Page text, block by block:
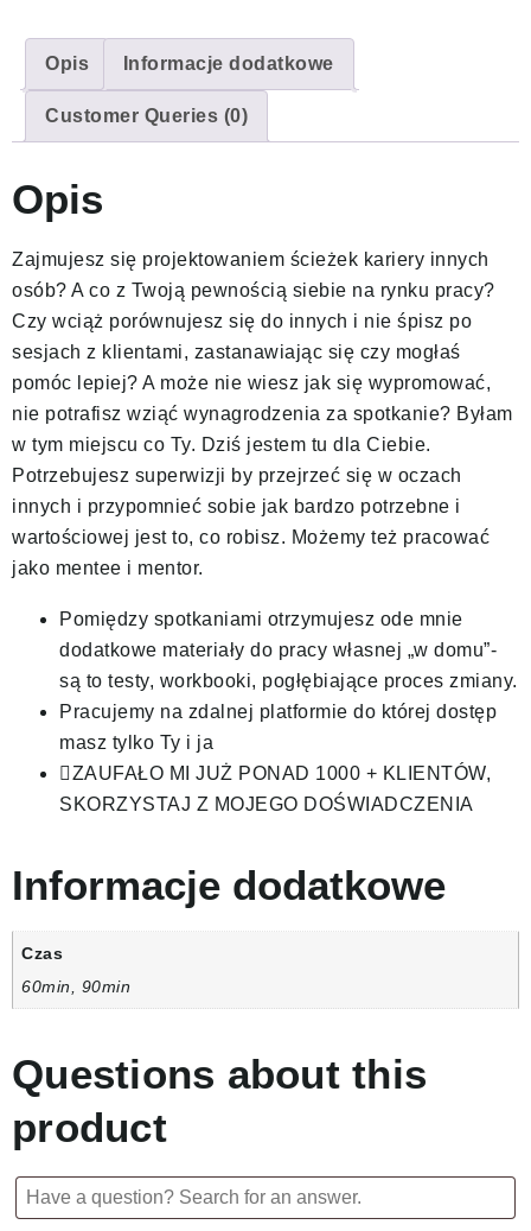
Opis Informacje dodatkowe
Customer Queries (0)
Opis
Zajmujesz się projektowaniem ścieżek kariery innych
osób? A co z Twoją pewnością siebie na rynku pracy?
Czy wciąż porównujesz się do innych i nie śpisz po
sesjach z klientami, zastanawiając się czy mogłaś
pomóc lepiej? A może nie wiesz jak się wypromować,
nie potrafisz wziąć wynagrodzenia za spotkanie? Byłam
w tym miejscu co Ty. Dziś jestem tu dla Ciebie.
Potrzebujesz superwizji by przejrzeć się w oczach
innych i przypomnieć sobie jak bardzo potrzebne i
wartościowej jest to, co robisz. Możemy też pracować
jako mentee i mentor.
Pomiędzy spotkaniami otrzymujesz ode mnie
dodatkowe materiały do pracy własnej „w domu”-
są to testy, workbooki, pogłębiające proces zmiany.
Pracujemy na zdalnej platformie do której dostęp
masz tylko Ty i ja
ZAUFAŁO MI JUŻ PONAD 1000 + KLIENTÓW,
SKORZYSTAJ Z MOJEGO DOŚWIADCZENIA
Informacje dodatkowe
Czas
60min, 90min
Questions about this
product